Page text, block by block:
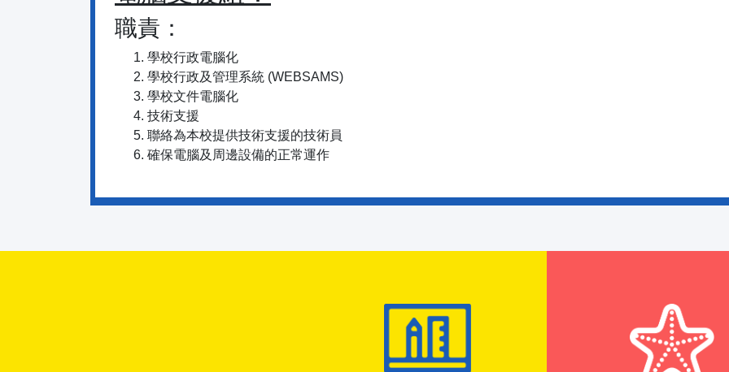
職責：
學校行政電腦化
學校行政及管理系統 (WEBSAMS)
學校文件電腦化
技術支援
聯絡為本校提供技術支援的技術員
確保電腦及周邊設備的正常運作